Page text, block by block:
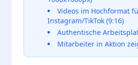
Videos im Hochformat
Instagram/TikTok (9:16)
Authentische
Mitarbeiter in Aktion